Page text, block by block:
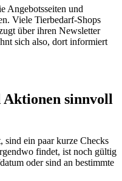
Angebotsseiten und
Viele Tierbedarf-Shops
über ihren Newsletter
sich also, dort informiert
Aktionen sinnvoll
sind ein paar kurze Checks
findet, ist noch gültig
oder sind an bestimmte